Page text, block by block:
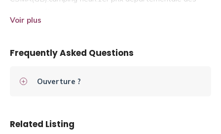
Voir plus
Frequently Asked Questions
Ouverture ?
Related Listing